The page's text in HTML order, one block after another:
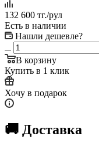
132 600 тг./рул
Есть в наличии
Нашли дешевле?
В корзину
Купить в 1 клик
Хочу в подарок
🚚 Доставка